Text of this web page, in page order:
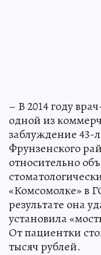
– В 2014 году
одной из
заблуждение
Фрунзенского
относительно
«Комсомолке» в
результате она
установила
От пациентки
тысяч рублей.